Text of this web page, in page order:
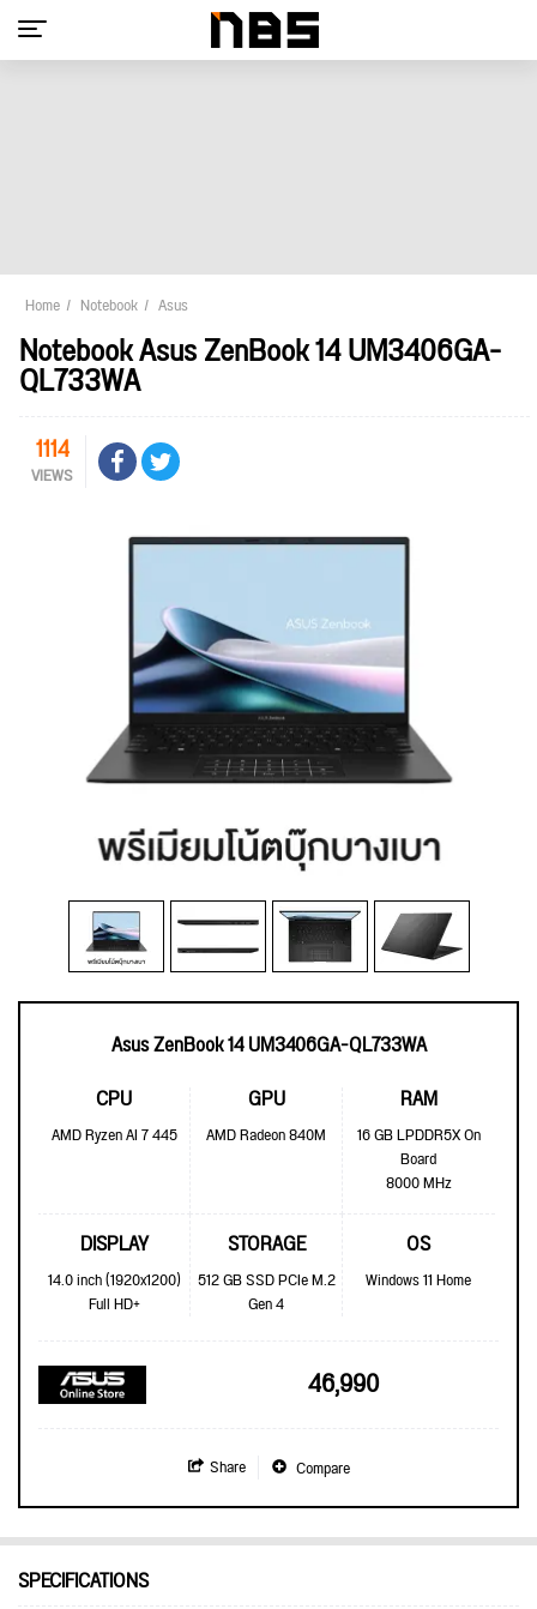
Home Notebook Asus
Notebook Asus ZenBook 14 UM3406GA-
QL733WA
1114
VIEWS
Asus ZenBook 14 UM3406GA-QL733WA
CPU
AMD Ryzen AI 7 445
GPU
AMD Radeon 840M
RAM
16 GB LPDDR5X On
Board
8000 MHz
DISPLAY
14.0 inch (1920x1200)
Full HD+
STORAGE
512 GB SSD PCIe M.2
Gen 4
OS
Windows 11 Home
46,990
Share Compare
SPECIFICATIONS